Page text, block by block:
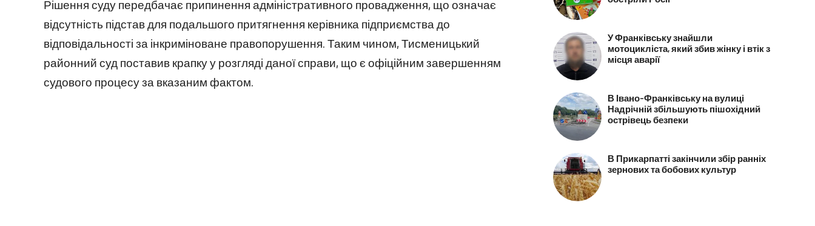
Рішення суду передбачає припинення адміністративного провадження, що означає
відсутність підстав для подальшого притягнення керівника підприємства до
відповідальності за інкриміноване правопорушення. Таким чином, Тисменицький
районний суд поставив крапку у розгляді даної справи, що є офіційним завершенням
судового процесу за вказаним фактом.
У Франківську знайшли
мотоцикліста, який збив жінку і втік з
місця аварії
В Івано-Франківську на вулиці
Надрічній збільшують пішохідний
острівець безпеки
В Прикарпатті закінчили збір ранніх
зернових та бобових культур